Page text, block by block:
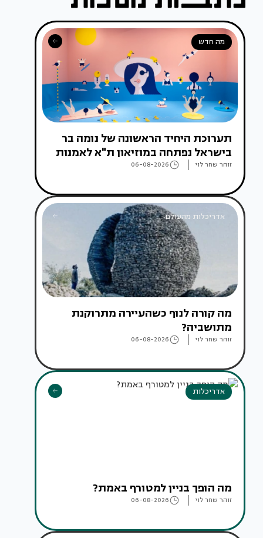
מה חדש
תערוכת היחיד הראשונה של נומה בר
בישראל נפתחה במוזיאון ת"א לאמנות
זוהר שחר לוי 06-08-2026
אדריכלות מהעולם
מה קורה לנוף כשהעיירה מתרוקנת
מתושביה?
זוהר שחר לוי 06-08-2026
אדריכלות
מה הופך בניין למטורף באמת?
זוהר שחר לוי 06-08-2026